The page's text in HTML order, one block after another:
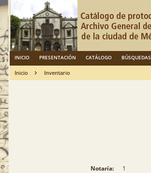
INICIO PRESENTACIÓN CATÁLOGO BÚSQUEDAS
Inicio Inventario
Notaría:
1